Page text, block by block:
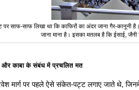
साफ-साफ लिखा था कि काफिरों का अंदर जाना गैर-कानूनी
जाना माना है। इसका मतलब है कि ईसाई,
और काबा के संबंध में प्रचलित मत
मार्ग पर पहले ऐसे संकेत-पट्ट लगाए जाते थे, जिनमें